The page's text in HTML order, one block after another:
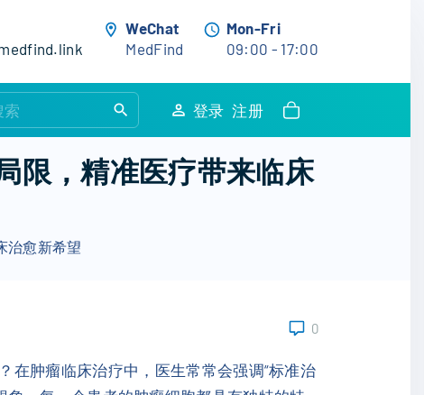
WeChat
MedFind
Mon-Fri
09:00 - 17:00
e
r
登录 注册
限，精准医疗带来临床
治愈新希望
0
在肿瘤临床治疗中，医生常常会强调“标准治